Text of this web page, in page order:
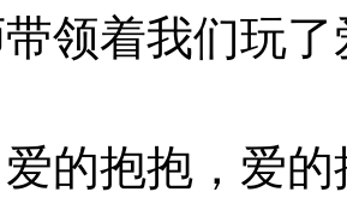
领着我们玩
的抱抱，爱